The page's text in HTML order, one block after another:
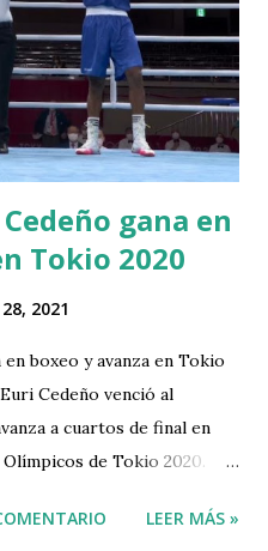
gana en
Tokio 2020
2021
boxeo y avanza en Tokio
Cedeño venció al
a cuartos de final en
de Tokio 2020.
de Tokio 2020. ElLEER MÁS »